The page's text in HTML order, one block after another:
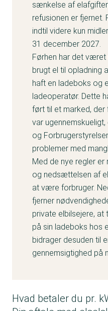
sænkelse af
refusionen er fjernet.
indtil videre kun
31 december 2027.
Førhen har det
brugt el til opladning
haft en ladeboks og
ladeoperatør. Dette
ført til et marked,
var
og
problemer med
Med de nye regler er
og nedsættelsen af
at være forbruger.
fjerner
private elbilsejere, at
på sin ladeboks hos
bidrager desuden til
gennemsigtighed på
Hvad betaler du pr.